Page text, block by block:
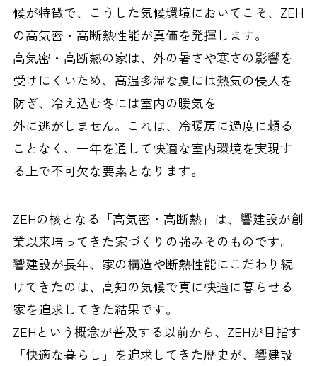
候が特徴で、こうした気候環境においてこそ、ZEH
の高気密・高断熱性能が真価を発揮します。
高気密・高断熱の家は、外の暑さや寒さの影響を
受けにくいため、高温多湿な夏には熱気の侵入を
防ぎ、冷え込む冬には室内の暖気を
外に逃がしません。これは、冷暖房に過度に頼る
ことなく、一年を通して快適な室内環境を実現す
る上で不可欠な要素となります。
ZEHの核となる「高気密・高断熱」は、響建設が創
業以来培ってきた家づくりの強みそのものです。
響建設が長年、家の構造や断熱性能にこだわり続
けてきたのは、高知の気候で真に快適に暮らせる
家を追求してきた結果です。
ZEHという概念が普及する以前から、ZEHが目指す
「快適な暮らし」を追求してきた歴史が、響建設